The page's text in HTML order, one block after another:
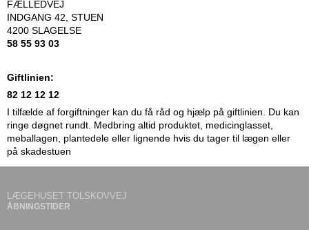
FÆLLEDVEJ
INDGANG 42, STUEN
4200 SLAGELSE
58 55 93 03
Giftlinien:
82 12 12 12
I tilfælde af forgiftninger kan du få råd og hjælp på giftlinien. Du kan
ringe døgnet rundt. Medbring altid produktet, medicinglasset,
meballagen, plantedele eller lignende hvis du tager til lægen eller
på skadestuen
LÆGEHUSET TOLSKOVVEJ
ÅBNINGSTIDER